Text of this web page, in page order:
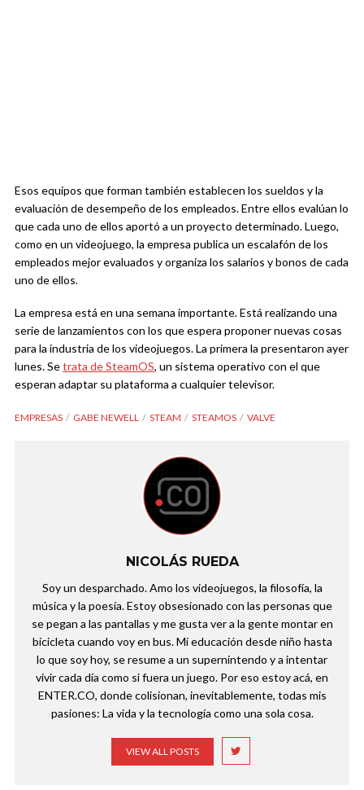
Esos equipos que forman también establecen los sueldos y la
evaluación de desempeño de los empleados. Entre ellos evalúan lo
que cada uno de ellos aportó a un proyecto determinado. Luego,
como en un videojuego, la empresa publica un escalafón de los
empleados mejor evaluados y organiza los salarios y bonos de cada
uno de ellos.
La empresa está en una semana importante. Está realizando una
serie de lanzamientos con los que espera proponer nuevas cosas
para la industria de los videojuegos. La primera la presentaron ayer
lunes. Setrata de SteamOS, un sistema operativo con el que
esperan adaptar su plataforma a cualquier televisor.
EMPRESAS GABE NEWELL STEAM STEAMOS VALVE
NICOLÁS RUEDA
Soy un desparchado. Amo los videojuegos, la filosofía, la
música y la poesía. Estoy obsesionado con las personas que
se pegan a las pantallas y me gusta ver a la gente montar en
bicicleta cuando voy en bus. Mi educación desde niño hasta
lo que soy hoy, se resume a un supernintendo y a intentar
vivir cada día como si fuera un juego. Por eso estoy acá, en
ENTER.CO, donde colisionan, inevitablemente, todas mis
pasiones: La vida y la tecnología como una sola cosa.
VIEW ALL POSTS